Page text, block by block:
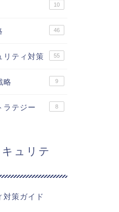
10
46
リティ対策 55
略 9
ラテジー 8
ュリテ
対策ガイド